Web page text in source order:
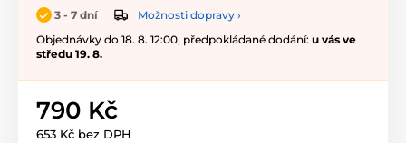
3 - 7 dní
Možnosti dopravy ›
Objednávky do 18. 8. 12:00, předpokládané dodání: u vás ve
středu 19. 8.
790 Kč
653 Kč bez DPH